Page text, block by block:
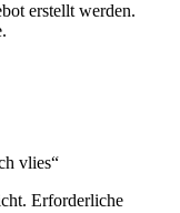
erstellt werden.
vlies“
Erforderliche